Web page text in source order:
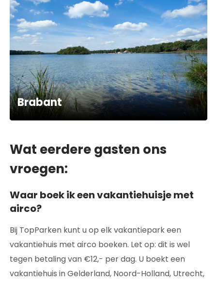
Brabant
Wat eerdere gasten ons
vroegen:
Waar boek ik een vakantiehuisje met
airco?
Bij TopParken kunt u op elk vakantiepark een
vakantiehuis met airco boeken. Let op: dit is wel
tegen betaling van €12,- per dag. U boekt een
vakantiehuis in Gelderland, Noord-Holland, Utrecht,